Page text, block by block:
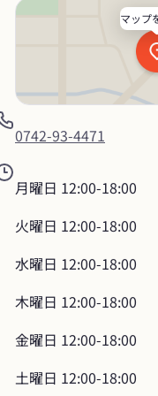
マップ
0742-93-4471
月曜日 12:00-18:00
火曜日 12:00-18:00
水曜日 12:00-18:00
木曜日 12:00-18:00
金曜日 12:00-18:00
土曜日 12:00-18:00